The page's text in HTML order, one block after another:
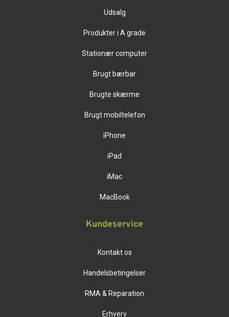
Udsalg
Produkter i A grade
Stationær computer
Brugt bærbar
Brugte skærme
Brugt mobiltelefon
iPhone
iPad
iMac
MacBook
Kundeservice
Kontakt os
Handelsbetingelser
RMA & Reparation
Erhverv